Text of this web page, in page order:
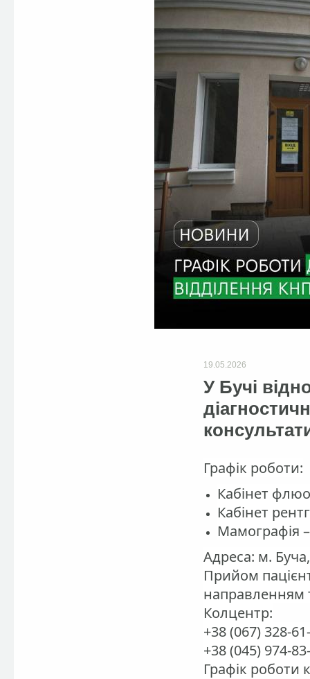
19.05.2026
У Бучі
Графік роботи:
Кабінет
Кабінет
Мамографія
Адреса: м.
Прийом
направленням
Колцентр:
+38 (067) 328-
+38 (045) 974-
Графік роботи